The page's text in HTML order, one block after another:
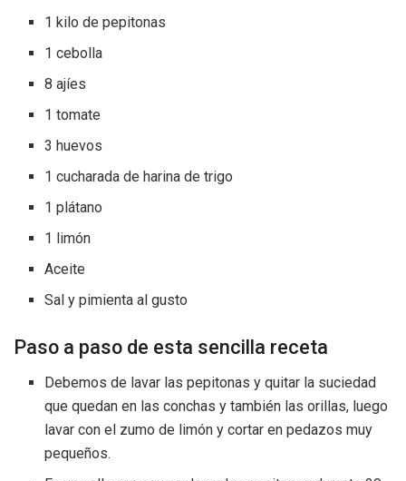
1 kilo de pepitonas
1 cebolla
8 ajíes
1 tomate
3 huevos
1 cucharada de harina de trigo
1 plátano
1 limón
Aceite
Sal y pimienta al gusto
Paso a paso de esta sencilla receta
Debemos de lavar las pepitonas y quitar la suciedad
que quedan en las conchas y también las orillas, luego
lavar con el zumo de limón y cortar en pedazos muy
pequeños.